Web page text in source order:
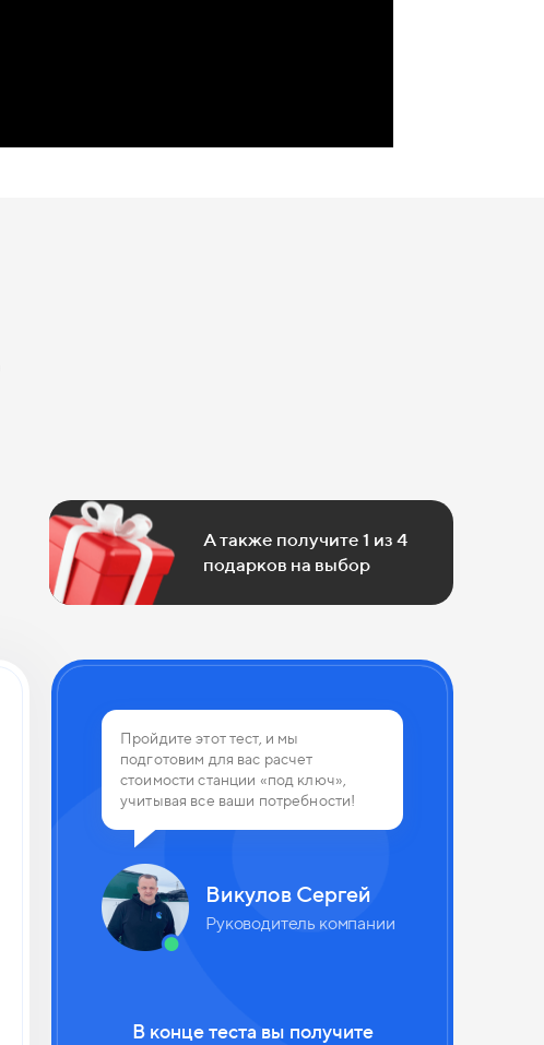
А также получите 1 из 4
подарков на выбор
Как планируете использовать
Пройдите этот тест, и мы
подготовим для вас расчет
стоимости станции «под ключ»,
учитывая все ваши потребности!
Викулов Сергей
Руководитель компании
В конце теста вы получите